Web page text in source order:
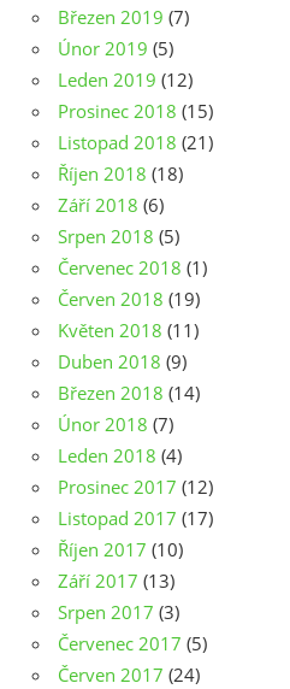
Březen 2019 (7)
Únor 2019 (5)
Leden 2019 (12)
Prosinec 2018 (15)
Listopad 2018 (21)
Říjen 2018 (18)
Září 2018 (6)
Srpen 2018 (5)
Červenec 2018 (1)
Červen 2018 (19)
Květen 2018 (11)
Duben 2018 (9)
Březen 2018 (14)
Únor 2018 (7)
Leden 2018 (4)
Prosinec 2017 (12)
Listopad 2017 (17)
Říjen 2017 (10)
Září 2017 (13)
Srpen 2017 (3)
Červenec 2017 (5)
Červen 2017 (24)